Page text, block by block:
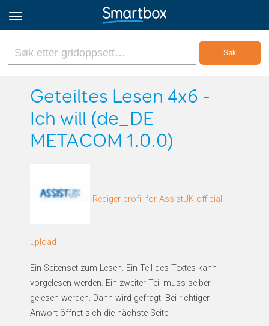
Online Grids
Logg inn
Norsk
Geteiltes Lesen 4x6 -
Ich will (de_DE
METACOM 1.0.0)
Rediger profil for AssistUK official
upload
Ein Seitenset zum Lesen. Ein Teil des Textes kann
vorgelesen werden. Ein zweiter Teil muss selber
gelesen werden. Dann wird gefragt. Bei richtiger
Anwort öffnet sich die nächste Seite.